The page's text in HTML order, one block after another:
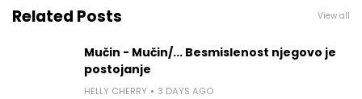
Related Posts View all
Mučin - Mučin/... Besmislenost njegovo je
postojanje
HELLY CHERRY 3 DAYS AGO